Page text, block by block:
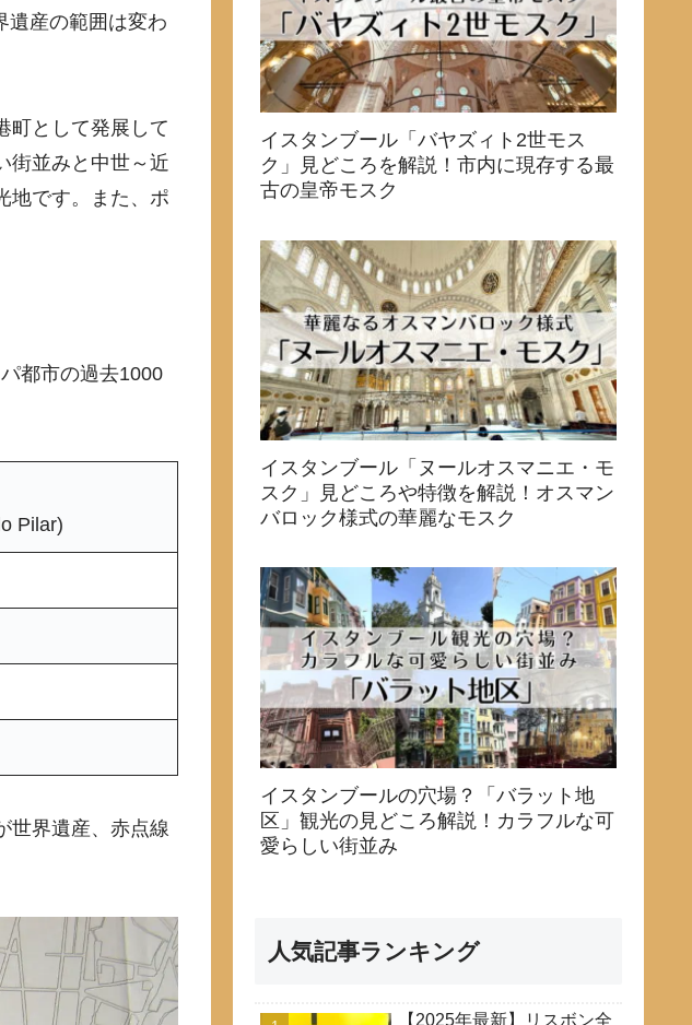
遺産の範囲は変わ
町として発展して
街並みと中世～近
地です。また、ポ
都市の過去1000
Pilar)
世界遺産、赤点線
イスタンブール「バヤズィト2世モス
ク」見どころを解説！市内に現存する最
古の皇帝モスク
イスタンブール「ヌールオスマニエ・モ
スク」見どころや特徴を解説！オスマン
バロック様式の華麗なモスク
イスタンブールの穴場？「バラット地
区」観光の見どころ解説！カラフルな可
愛らしい街並み
人気記事ランキング
【2025年最新】リスボン全